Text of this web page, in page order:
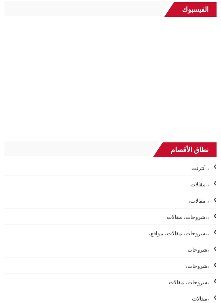
الفيسبوك
نطاق الأقصام
، أنترنت
، مقالات
، مقالات،
،،شروحات، مقالات
،،شروحات، مقالات، مواقع،
،شروحات
،شروحات،
،شروحات، مقالات
،مقالات